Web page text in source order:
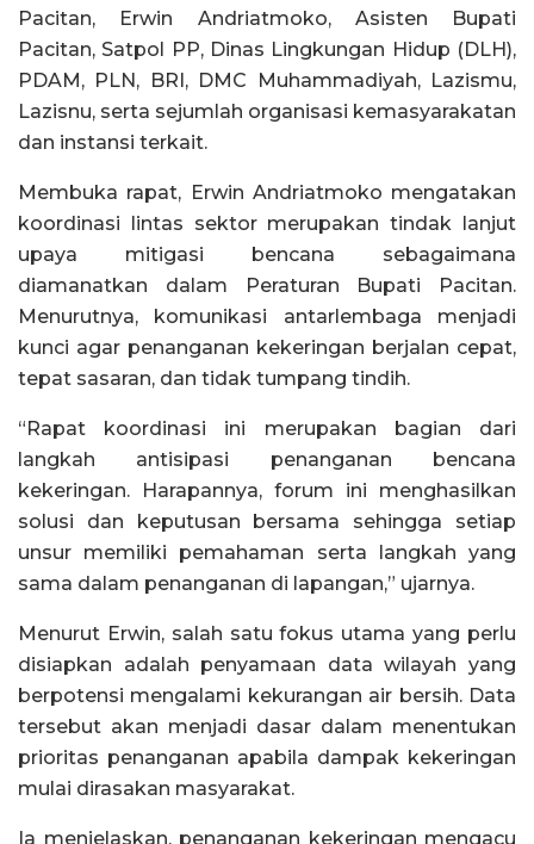
Pacitan, Erwin Andriatmoko, Asisten Bupati
Pacitan, Satpol PP, Dinas Lingkungan Hidup (DLH),
PDAM, PLN, BRI, DMC Muhammadiyah, Lazismu,
Lazisnu, serta sejumlah organisasi kemasyarakatan
dan instansi terkait.
Membuka rapat, Erwin Andriatmoko mengatakan
koordinasi lintas sektor merupakan tindak lanjut
upaya mitigasi bencana sebagaimana
diamanatkan dalam Peraturan Bupati Pacitan.
Menurutnya, komunikasi antarlembaga menjadi
kunci agar penanganan kekeringan berjalan cepat,
tepat sasaran, dan tidak tumpang tindih.
“Rapat koordinasi ini merupakan bagian dari
langkah antisipasi penanganan bencana
kekeringan. Harapannya, forum ini menghasilkan
solusi dan keputusan bersama sehingga setiap
unsur memiliki pemahaman serta langkah yang
sama dalam penanganan di lapangan,” ujarnya.
Menurut Erwin, salah satu fokus utama yang perlu
disiapkan adalah penyamaan data wilayah yang
berpotensi mengalami kekurangan air bersih. Data
tersebut akan menjadi dasar dalam menentukan
prioritas penanganan apabila dampak kekeringan
mulai dirasakan masyarakat.
Ia menjelaskan, penanganan kekeringan mengacu